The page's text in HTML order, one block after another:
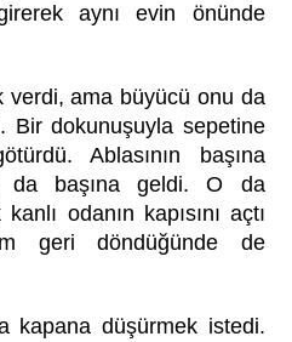
aynı evin önünde
verdi, ama büyücü onu da
Bir dokunuşuyla sepetine
Ablasının başına
da başına geldi. O da
odanın kapısını açtı
geri döndüğünde de
kapana düşürmek istedi.